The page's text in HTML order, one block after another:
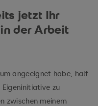
jetzt Ihr
der Arbeit
angeeignet habe, half
zu
zwischen meinem